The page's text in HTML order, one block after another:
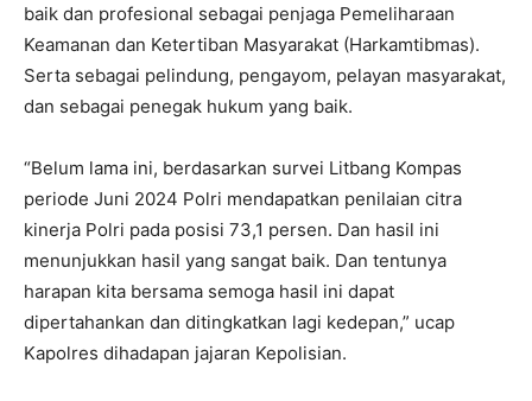
baik dan profesional sebagai penjaga Pemeliharaan
Keamanan dan Ketertiban Masyarakat (Harkamtibmas).
Serta sebagai pelindung, pengayom, pelayan masyarakat,
dan sebagai penegak hukum yang baik.
“Belum lama ini, berdasarkan survei Litbang Kompas
periode Juni 2024 Polri mendapatkan penilaian citra
kinerja Polri pada posisi 73,1 persen. Dan hasil ini
menunjukkan hasil yang sangat baik. Dan tentunya
harapan kita bersama semoga hasil ini dapat
dipertahankan dan ditingkatkan lagi kedepan,” ucap
Kapolres dihadapan jajaran Kepolisian.